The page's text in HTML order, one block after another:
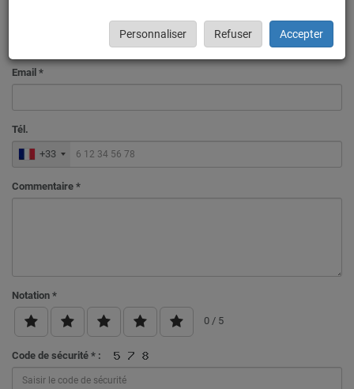
Email *
Tél.
+33
Commentaire *
Notation *
0 / 5
Code de sécurité * :
Personnaliser Refuser Accepter